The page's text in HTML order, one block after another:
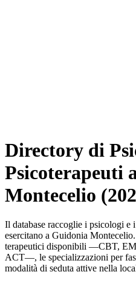
Directory di
Psicoterapeuti
Montecelio
Il database raccoglie i psicologi
esercitano a Guidonia
terapeutici disponibili —CBT,
ACT—, le specializzazioni per
modalità di seduta attive nella